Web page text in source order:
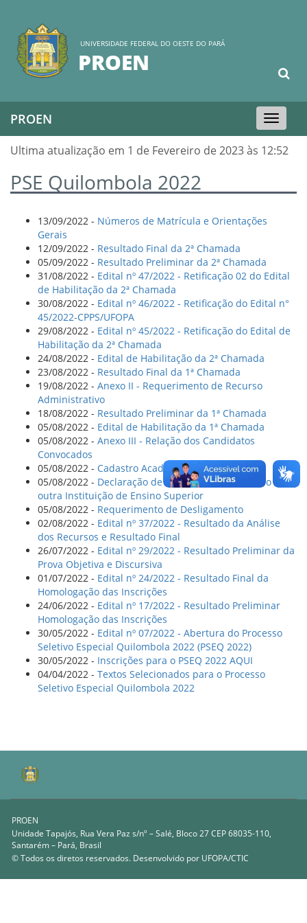
UNIVERSIDADE FEDERAL DO OESTE DO PARÁ
PROEN
Toggle
navigation
PROEN
Ultima atualização em 1 de Fevereiro de 2023 às 12:52
PSE Quilombola 2022
13/09/2022 - Números de Matrícula e Orientações
Gerais
12/09/2022 - Resultado Final da 2ª Chamada
05/09/2022 - Resultado Preliminar da 2ª Chamada
31/08/2022 - Edital nº 47/2022 - Retificação 02 do Edital
de Habilitação da 2ª Chamada
30/08/2022 - Edital nº 46/2022 - Retificação do Edital n°
45/2022-CPPS/UFOPA
29/08/2022 - Edital nº 45/2022 - Retificação do Edital de
Habilitação da 2ª Chamada
24/08/2022 - Edital de Habilitação da 2ª Chamada
23/08/2022 - Resultado Final da 1ª Chamada
19/08/2022 - Anexo II - Requerimento de Recurso
Administrativo
18/08/2022 - Resultado Preliminar da 1ª Chamada
05/08/2022 - Edital de Habilitação da 1ª Chamada
05/08/2022 - Anexo III - Relação dos Candidatos
Convocados
05/08/2022 - Cadastro Acadêmico
05/08/2022 - Declaração de que não possui vínculo com
outra Instituição de Ensino Superior
05/08/2022 - Requerimento de Desligamento
02/08/2022 - Edital nº 37/2022 - Resultado da Análise
dos Recursos e Resultado Final
26/07/2022 - Edital nº 29/2022 - Resultado Preliminar da
Prova Objetiva e Discursiva
01/07/2022 - Edital nº 24/2022 - Resultado Final da
Homologação das Inscrições
24/06/2022 - Edital nº 17/2022 - Resultado Preliminar
Homologação das Inscrições
30/05/2022 - Edital nº 07/2022 - Abertura do Processo
Seletivo Especial Quilombola 2022 (PSEQ 2022)
30/05/2022 - Inscrições para o PSEQ 2022 AQUI
04/04/2022 - Textos Selecionados para o Processo
Seletivo Especial Quilombola 2022
PROEN
Unidade Tapajós, Rua Vera Paz s/nº – Salé, Bloco 27 CEP 68035-110,
Santarém – Pará, Brasil
© Todos os diretos reservados. Desenvolvido por UFOPA/CTIC